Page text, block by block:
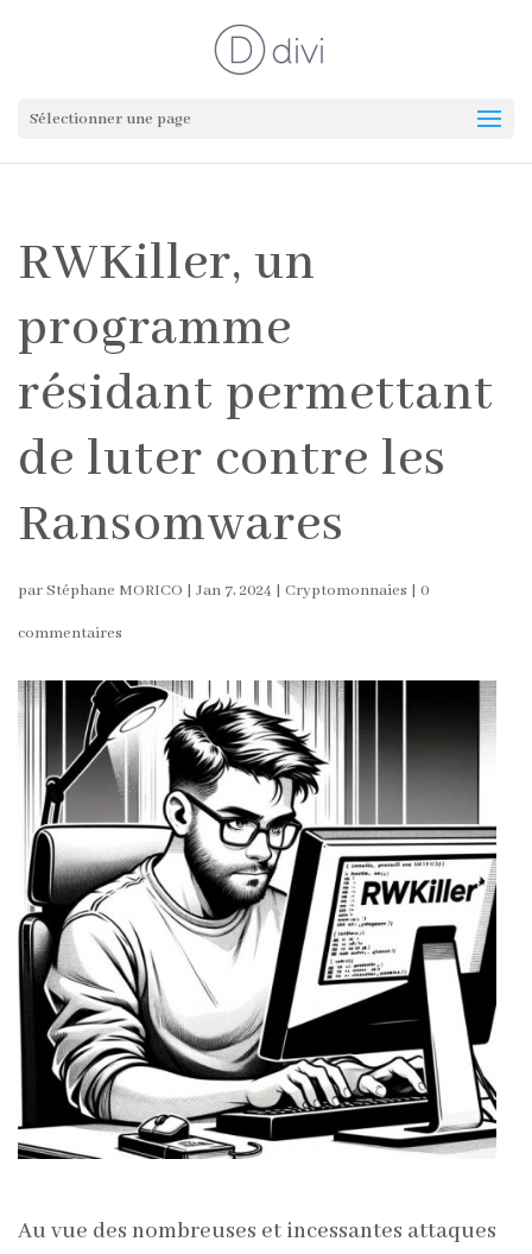
Sélectionner une page
RWKiller, un
programme
résidant permettant
de luter contre les
Ransomwares
parStéphane MORICO | Jan 7, 2024 | Cryptomonnaies | 0
commentaires
Au vue des nombreuses et incessantes attaques